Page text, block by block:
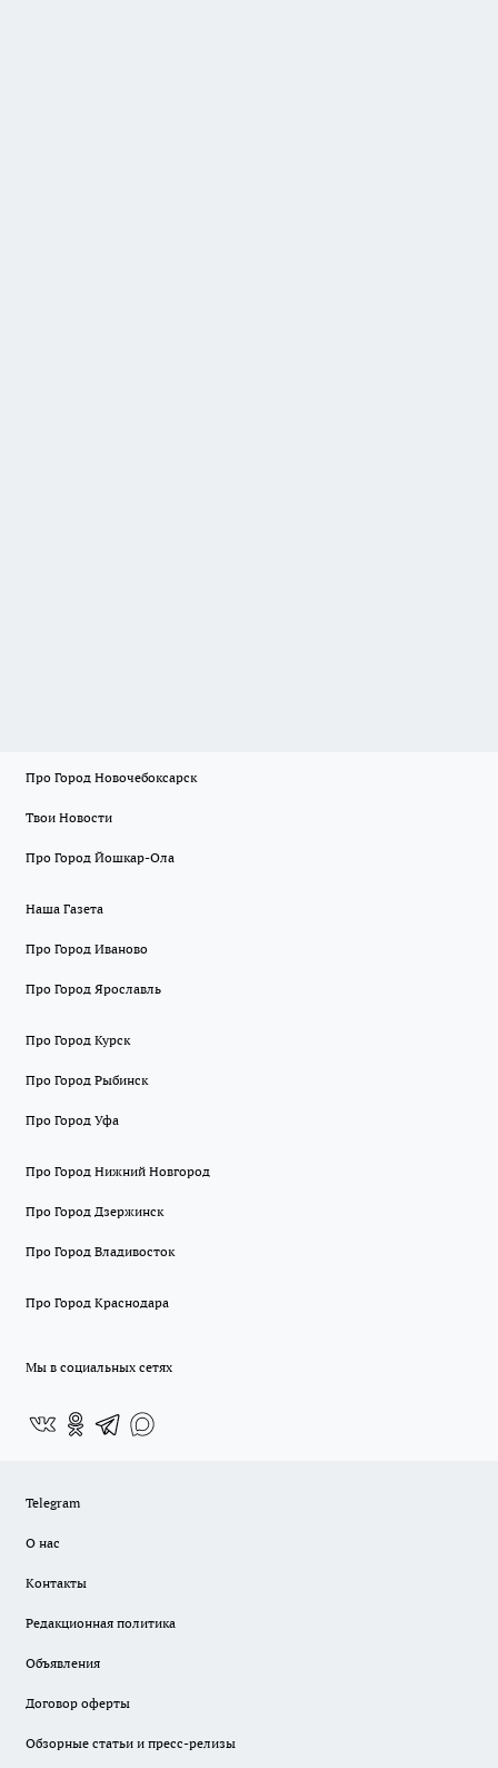
Про Город Новочебоксарск
Твои Новости
Про Город Йошкар-Ола
Наша Газета
Про Город Иваново
Про Город Ярославль
Про Город Курск
Про Город Рыбинск
Про Город Уфа
Про Город Нижний Новгород
Про Город Дзержинск
Про Город Владивосток
Про Город Краснодара
Мы в социальных сетях
Telegram
О нас
Контакты
Редакционная политика
Объявления
Договор оферты
Обзорные статьи и пресс-релизы